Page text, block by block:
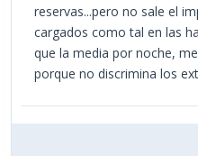
reservas...pero no sale el
cargados como tal en las
que la media por noche,
porque no discrimina los